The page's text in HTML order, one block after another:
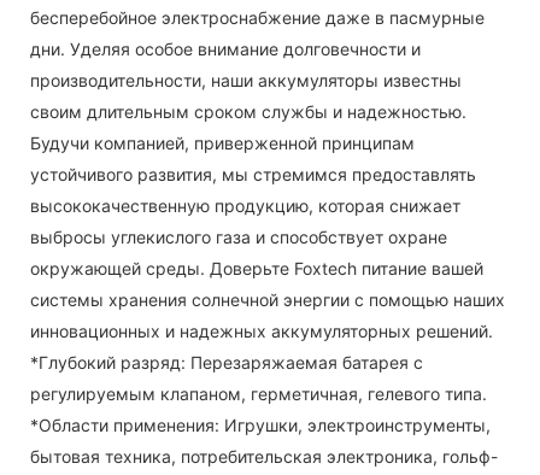
бесперебойное электроснабжение даже в пасмурные
дни. Уделяя особое внимание долговечности и
производительности, наши аккумуляторы известны
своим длительным сроком службы и надежностью.
Будучи компанией, приверженной принципам
устойчивого развития, мы стремимся предоставлять
высококачественную продукцию, которая снижает
выбросы углекислого газа и способствует охране
окружающей среды. Доверьте Foxtech питание вашей
системы хранения солнечной энергии с помощью наших
инновационных и надежных аккумуляторных решений.
*Глубокий разряд: Перезаряжаемая батарея с
регулируемым клапаном, герметичная, гелевого типа.
*Области применения: Игрушки, электроинструменты,
бытовая техника, потребительская электроника, гольф-